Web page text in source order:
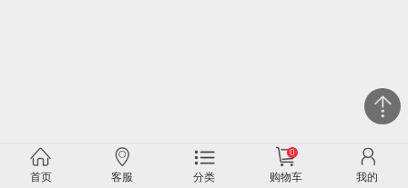
首页 客服 分类
0
购物车 我的
关闭